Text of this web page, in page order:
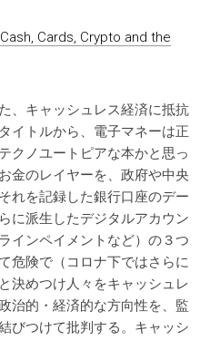
Cards, Crypto and the
、キャッシュレス経済に抵抗
イトルから、電子マネーは正
クノユートピアな本かと思っ
金のレイヤーを、政府や中央
れを記録した銀行口座のデー
に派生したデジタルアカウン
インペイメントなど）の３つ
危険で（コロナ下ではさらに
決めつけ人々をキャッシュレ
治的・経済的な方向性を、監
びつけて批判する。キャッシ